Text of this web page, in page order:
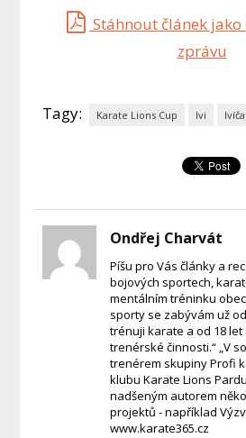
Stáhnout článek jako
zprávu
Tagy: Karate Lions Cup lvi
Ondřej Charvát
Píšu pro Vás články a
bojových sportech,
mentálním tréninku
sporty se zabývám už
trénuji karate a od 18
trenérské činnosti.“ „V
trenérem skupiny Profi
klubu Karate Lions
nadšeným autorem
projektů - například
www.karate365.cz